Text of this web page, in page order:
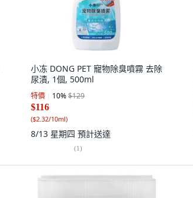
小冻 DONG PET 寵物除臭噴霧 去除
尿漬, 1個, 500ml
特價 10%$129
$116
($2.32/10ml)
8/13 星期四 預計送達
(1)